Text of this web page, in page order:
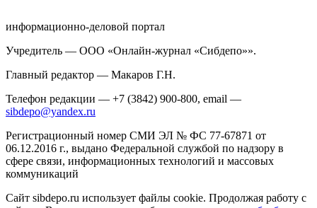
информационно-деловой портал
Учредитель — ООО «Онлайн-журнал «Сибдепо»».
Главный редактор — Макаров Г.Н.
Телефон редакции — +7 (3842) 900-800, email —
sibdepo@yandex.ru
Регистрационный номер СМИ ЭЛ № ФС 77-67871 от
06.12.2016 г., выдано Федеральной службой по надзору в
сфере связи, информационных технологий и массовых
коммуникаций
Сайт sibdepo.ru использует файлы cookie. Продолжая работу с